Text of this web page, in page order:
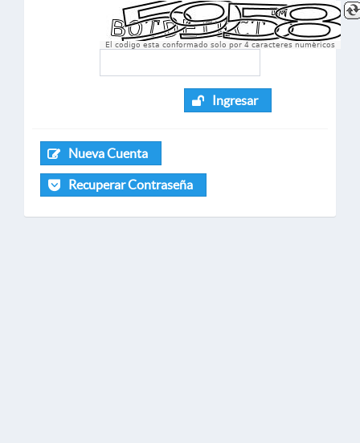
El codigo esta conformado solo por 4 caracteres numèricos
Ingresar
Nueva Cuenta
Recuperar Contraseña